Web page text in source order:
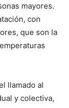
mayores.
con
que son la
llamado al
y colectiva,